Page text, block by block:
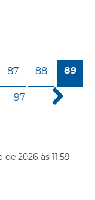
87 88 89
97
de 2026 às 11:59